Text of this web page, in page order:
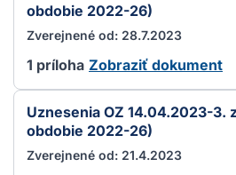
obdobie 2022-26)
Zverejnené od: 28.7.2023
1 príloha Zobraziť dokument
Uznesenia OZ 14.04.2023-3.
obdobie 2022-26)
Zverejnené od: 21.4.2023